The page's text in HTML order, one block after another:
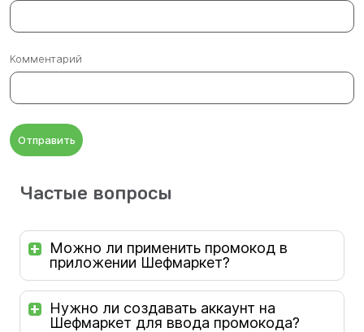
Комментарий
Отправить
Частые вопросы
Можно ли применить промокод в
приложении Шефмаркет?
Нужно ли создавать аккаунт на
Шефмаркет для ввода промокода?